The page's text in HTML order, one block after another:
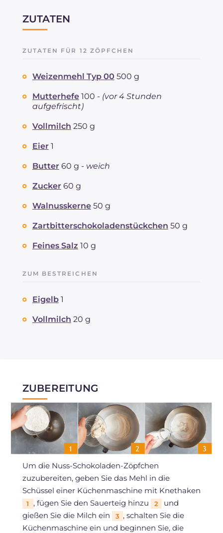
ZUTATEN
ZUTATEN FÜR 12 ZÖPFCHEN
Weizenmehl Typ 00 500 g
Mutterhefe 100 - (vor 4 Stunden
aufgefrischt)
Vollmilch 250 g
Eier 1
Butter 60 g - weich
Zucker 60 g
Walnusskerne 50 g
Zartbitterschokoladenstückchen 50 g
Feines Salz 10 g
ZUM BESTREICHEN
Eigelb 1
Vollmilch 20 g
ZUBEREITUNG
Um die Nuss-Schokoladen-Zöpfchen
zuzubereiten, geben Sie das Mehl in die
Schüssel einer Küchenmaschine mit Knethaken
1 , fügen Sie den Sauerteig hinzu 2
und
gießen Sie die Milch ein
3 , schalten Sie die
Küchenmaschine ein und beginnen Sie, die